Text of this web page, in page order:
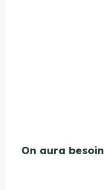
On aura besoin